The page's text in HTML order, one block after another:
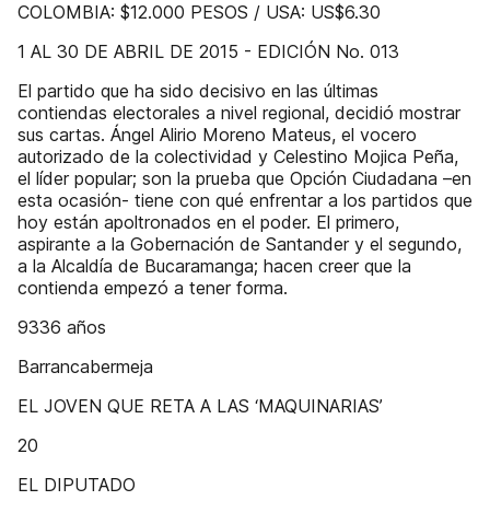
COLOMBIA: $12.000 PESOS / USA: US$6.30
1 AL 30 DE ABRIL DE 2015 - EDICIÓN No. 013
El partido que ha sido decisivo en las últimas
contiendas electorales a nivel regional, decidió mostrar
sus cartas. Ángel Alirio Moreno Mateus, el vocero
autorizado de la colectividad y Celestino Mojica Peña,
el líder popular; son la prueba que Opción Ciudadana –en
esta ocasión- tiene con qué enfrentar a los partidos que
hoy están apoltronados en el poder. El primero,
aspirante a la Gobernación de Santander y el segundo,
a la Alcaldía de Bucaramanga; hacen creer que la
contienda empezó a tener forma.
9336 años
Barrancabermeja
EL JOVEN QUE RETA A LAS ‘MAQUINARIAS’
20
EL DIPUTADO